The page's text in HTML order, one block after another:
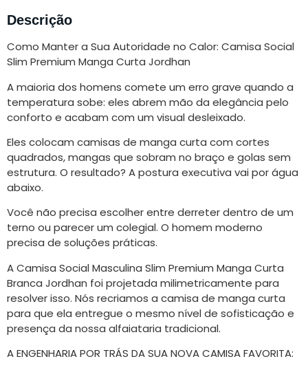
Descrição
Como Manter a Sua Autoridade no Calor: Camisa Social
Slim Premium Manga Curta Jordhan
A maioria dos homens comete um erro grave quando a
temperatura sobe: eles abrem mão da elegância pelo
conforto e acabam com um visual desleixado.
Eles colocam camisas de manga curta com cortes
quadrados, mangas que sobram no braço e golas sem
estrutura. O resultado? A postura executiva vai por água
abaixo.
Você não precisa escolher entre derreter dentro de um
terno ou parecer um colegial. O homem moderno
precisa de soluções práticas.
A Camisa Social Masculina Slim Premium Manga Curta
Branca Jordhan foi projetada milimetricamente para
resolver isso. Nós recriamos a camisa de manga curta
para que ela entregue o mesmo nível de sofisticação e
presença da nossa alfaiataria tradicional.
A ENGENHARIA POR TRÁS DA SUA NOVA CAMISA FAVORITA: